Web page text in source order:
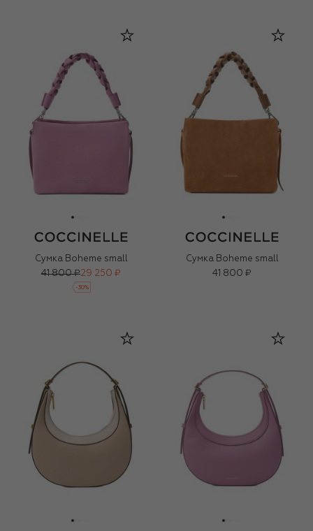
Сумка Boheme small
41 800 ₽29 250 ₽
-30%
Сумка Boheme small
41 800 ₽